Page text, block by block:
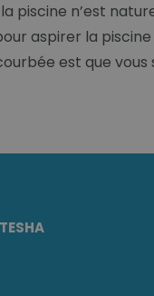
piscine n’est
aspirer la
est que